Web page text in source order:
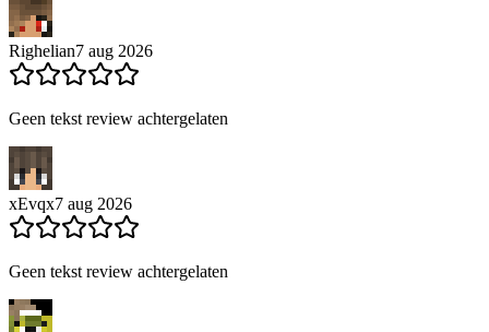
Righelian7 aug 2026
Geen tekst review achtergelaten
xEvqx7 aug 2026
Geen tekst review achtergelaten